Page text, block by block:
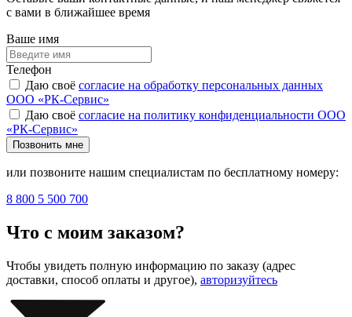
с вами в ближайшее время
Ваше имя
Телефон
Даю своё согласие на обработку персональных данных
ООО «РК-Сервис»
Даю своё согласие на политику конфиденциальности ООО
«РК-Сервис»
Позвонить мне
или позвоните нашим специалистам по бесплатному номеру:
8 800 5 500 700
Что с моим заказом?
Чтобы увидеть полную информацию по заказу (адрес
доставки, способ оплаты и другое), авторизуйтесь